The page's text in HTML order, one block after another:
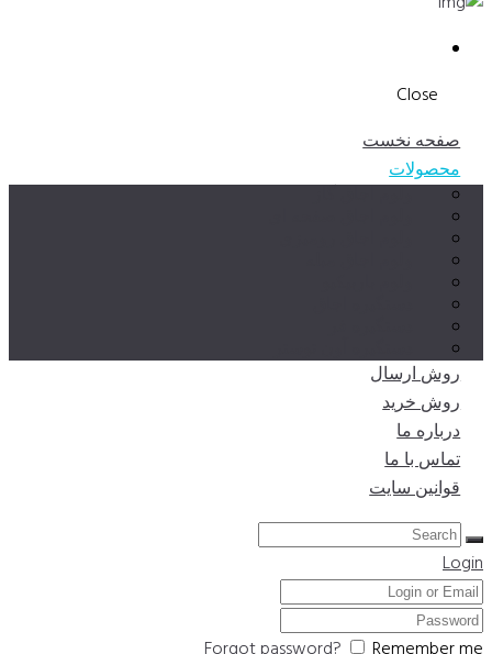
Close
صفحه نخست
محصولات
روش ارسال
روش خرید
درباره ما
تماس با ما
قوانین سایت
Login